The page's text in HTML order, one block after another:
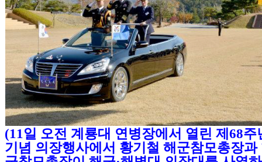
(11일 오전 계룡대 연병장에서 열린 제68주
기념 의장행사에서 황기철 해군참모총장과